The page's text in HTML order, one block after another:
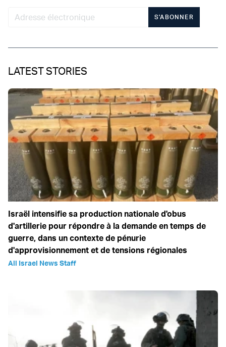
S'ABONNER
LATEST STORIES
Israël intensifie sa production nationale d'obus
d'artillerie pour répondre à la demande en temps de
guerre, dans un contexte de pénurie
d'approvisionnement et de tensions régionales
All Israel News Staff